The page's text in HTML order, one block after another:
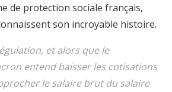
de protection sociale français,
son incroyable histoire.
et alors que le
entend baisser les cotisations
le salaire brut du salaire